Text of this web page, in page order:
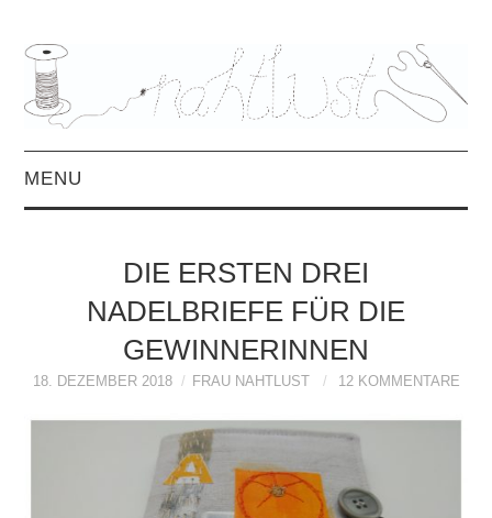
MENU
MITTWOCHSMIX &
FREEBOOKS &
DIE ERSTEN DREI
NADELBRIEFE FÜR DIE
GEWINNERINNEN
18. DEZEMBER 2018 FRAU NAHTLUST 12 KOMMENTARE